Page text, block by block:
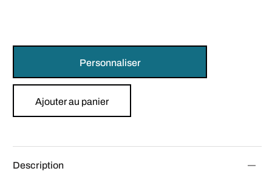
Personnaliser
Ajouter au panier
Description